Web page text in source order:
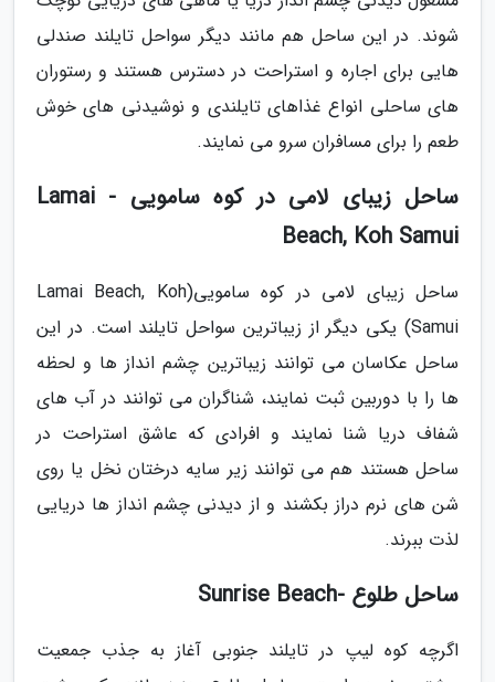
شوند. در این ساحل هم مانند دیگر سواحل تایلند صندلی
هایی برای اجاره و استراحت در دسترس هستند و رستوران
های ساحلی انواع غذاهای تایلندی و نوشیدنی های خوش
طعم را برای مسافران سرو می نمایند.
ساحل زیبای لامی در کوه سامویی - Lamai
Beach, Koh Samui
ساحل زیبای لامی در کوه سامویی(Lamai Beach, Koh
Samui) یکی دیگر از زیباترین سواحل تایلند است. در این
ساحل عکاسان می توانند زیباترین چشم انداز ها و لحظه
ها را با دوربین ثبت نمایند، شناگران می توانند در آب های
شفاف دریا شنا نمایند و افرادی که عاشق استراحت در
ساحل هستند هم می توانند زیر سایه درختان نخل یا روی
شن های نرم دراز بکشند و از دیدنی چشم انداز ها دریایی
لذت ببرند.
ساحل طلوع -Sunrise Beach
اگرچه کوه لیپ در تایلند جنوبی آغاز به جذب جمعیت